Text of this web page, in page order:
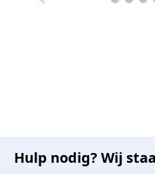
Hulp nodig? Wij